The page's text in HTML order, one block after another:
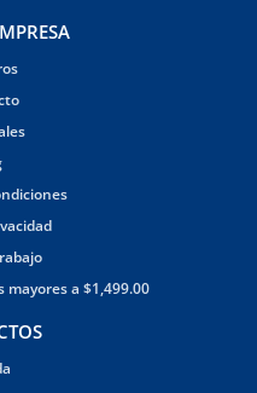
a $1,499.00